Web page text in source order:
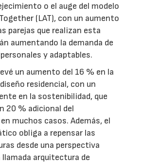
o el auge del modelo
(LAT), con un aumento
parejas que realizan esta
aumentando la demanda de
y adaptables.
un aumento del 16 % en la
residencial, con un
en la sostenibilidad, que
20 % adicional del
muchos casos. Además, el
obliga a repensar las
desde una perspectiva
arquitectura de